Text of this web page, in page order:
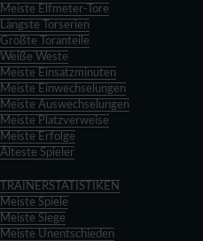
Meiste Elfmeter-Tore
Längste Torserien
Größte Toranteile
Weiße Weste
Meiste Einsatzminuten
Meiste Einwechselungen
Meiste Auswechselungen
Meiste Platzverweise
Meiste Erfolge
Älteste Spieler
TRAINERSTATISTIKEN
Meiste Spiele
Meiste Siege
Meiste Unentschieden